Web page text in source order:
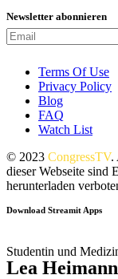
Newsletter abonnieren
Terms Of Use
Privacy Policy
Blog
FAQ
Watch List
© 2023 CongressTV.
dieser Webseite sind
herunterladen
Download Streamit Apps
Studentin und
Lea Heimann